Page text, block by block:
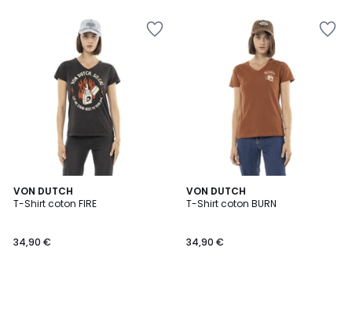
VON DUTCH
T-Shirt coton FIRE
34,90 €
VON DUTCH
T-Shirt coton BURN
34,90 €